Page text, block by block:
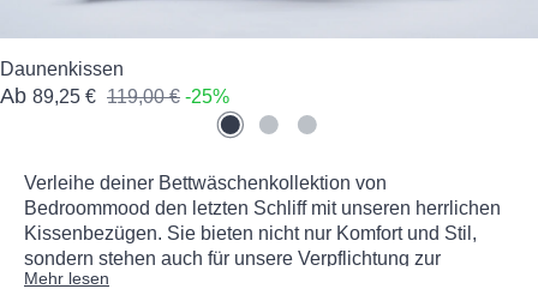
Daunenkissen
Ab 89,25 € 119,00 € -25%
Verleihe deiner Bettwäschenkollektion von
Bedroommood den letzten Schliff mit unseren herrlichen
Kissenbezügen. Sie bieten nicht nur Komfort und Stil,
sondern stehen auch für unsere Verpflichtung zur
Qualität, die dein Schlaferlebnis erheblich verbessern
Mehr lesen